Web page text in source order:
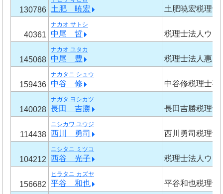
130786 土肥 暁宏 土肥暁宏税理士
40361
ナカオ サトシ
中尾 哲 税理士法人ウ
145068
ナカオ ユタカ
中尾 豊 税理士法人惠
159436
ナカタニ シュウ
中谷 修 中谷修税理士事
140028
ナガタ ヨシカツ
長田 吉勝 長田吉勝税理士
114438
ニシカワ ユウジ
西川 勇司 西川勇司税理士
104212
ニシタニ ミツコ
西谷 光子 税理士法人ウ
156682
ヒラタニ カズヤ
平谷 和也 平谷和也税理士